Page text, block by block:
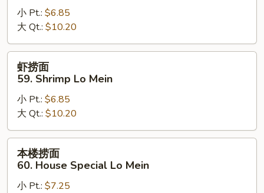
58.
Chicken
Lo
Mein
小 Pt.: $6.85
大 Qt.: $10.20
59.
Shrimp
Lo
Mein
虾捞面
59. Shrimp Lo Mein
小 Pt.: $6.85
大 Qt.: $10.20
本楼捞面
60. House Special Lo Mein
小 Pt.: $7.25